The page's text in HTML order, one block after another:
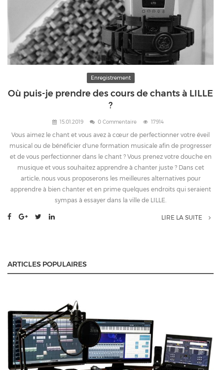
Enregistrement
Où puis-je prendre des cours de chants à LILLE
?
15.01.2019 0 Commentaire 17914
Vous aimez le chant et vous avez à cœur de perfectionner votre éveil
musical ou de bénéficier d'une formation musicale afin de progresser
et de vous perfectionner dans le chant ? Vous prenez votre douche en
musique et vous souhaitez apprendre à chanter juste ? Dans cet
article, nous vous proposerons les meilleures alternatives pour
apprendre à bien chanter et en prime quelques endroits qui seraient
sympas à essayer dans la ville de LILLE.
LIRE LA SUITE
ARTICLES POPULAIRES